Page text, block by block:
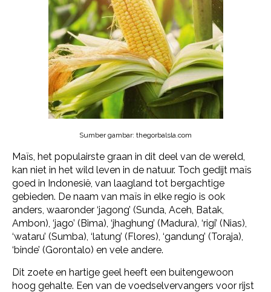
Sumber gambar: thegorbalsla.com
Maïs, het populairste graan in dit deel van de wereld,
kan niet in het wild leven in de natuur. Toch gedijt maïs
goed in Indonesië, van laagland tot bergachtige
gebieden. De naam van maïs in elke regio is ook
anders, waaronder ‘jagong’ (Sunda, Aceh, Batak,
Ambon), ‘jago’ (Bima), ‘jhaghung’ (Madura), ‘rigi’ (Nias),
‘wataru’ (Sumba), ‘latung’ (Flores), ‘gandung’ (Toraja),
‘binde’ (Gorontalo) en vele andere.
Dit zoete en hartige geel heeft een buitengewoon
hoog gehalte. Een van de voedselvervangers voor rijst